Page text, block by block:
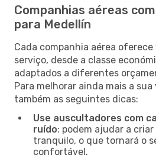
Companhias aéreas
para Medellín
Cada companhia aérea
serviço, desde a classe
adaptados a diferentes
Para melhorar ainda mais a
também as seguintes dicas:
Use auscultadores com
ruído: podem ajudar a
tranquilo, o que tornará o
confortável.